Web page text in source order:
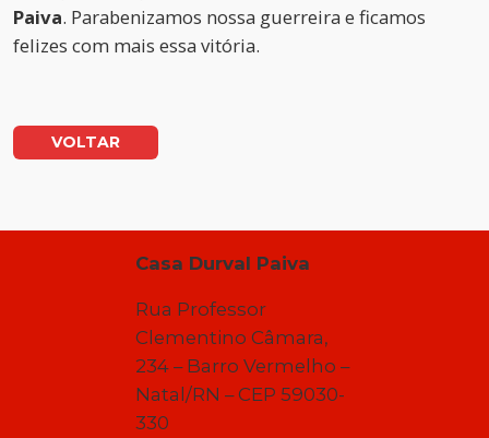
Paiva. Parabenizamos nossa guerreira e ficamos
felizes com mais essa vitória.
VOLTAR
Casa Durval Paiva
Rua Professor
Clementino Câmara,
234 – Barro Vermelho –
Natal/RN – CEP 59030-
330